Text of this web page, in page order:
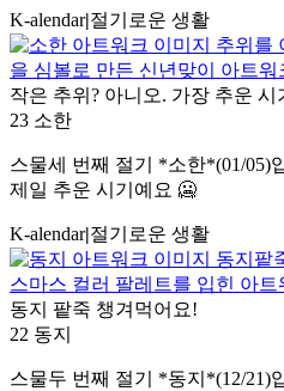
K-alendar|절기로운 생활
작은 추위? 아니오. 가장 추운 시
23 소한
스물세 번째 절기 *소한*(01/05)
제일 추운 시기예요 🥶
K-alendar|절기로운 생활
동지 팥죽 챙겨먹어요!
22 동지
스물두 번째 절기 *동지*(12/21)